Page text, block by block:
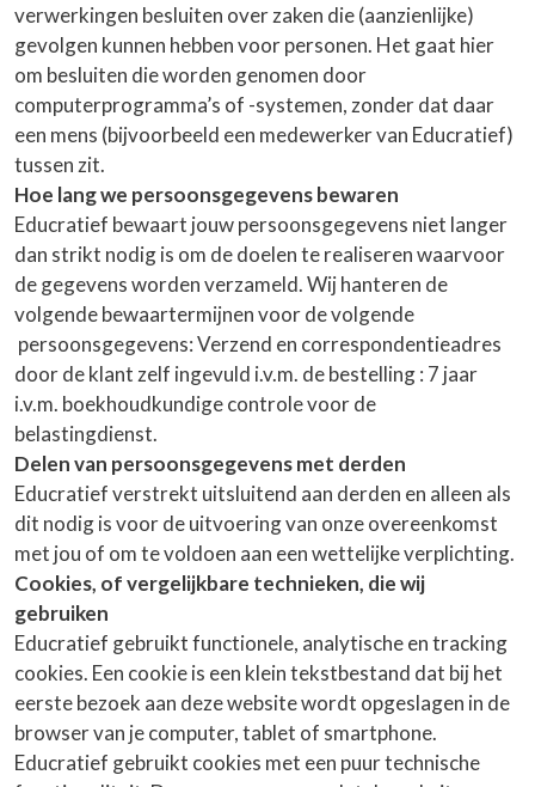
verwerkingen besluiten over zaken die (aanzienlijke)
gevolgen kunnen hebben voor personen. Het gaat hier
om besluiten die worden genomen door
computerprogramma’s of -systemen, zonder dat daar
een mens (bijvoorbeeld een medewerker van Educratief)
tussen zit.
Hoe lang we persoonsgegevens bewaren
Educratief bewaart jouw persoonsgegevens niet langer
dan strikt nodig is om de doelen te realiseren waarvoor
de gegevens worden verzameld. Wij hanteren de
volgende bewaartermijnen voor de volgende
persoonsgegevens: Verzend en correspondentieadres
door de klant zelf ingevuld i.v.m. de bestelling : 7 jaar
i.v.m. boekhoudkundige controle voor de
belastingdienst.
Delen van persoonsgegevens met derden
Educratief verstrekt uitsluitend aan derden en alleen als
dit nodig is voor de uitvoering van onze overeenkomst
met jou of om te voldoen aan een wettelijke verplichting.
Cookies, of vergelijkbare technieken, die wij
gebruiken
Educratief gebruikt functionele, analytische en tracking
cookies. Een cookie is een klein tekstbestand dat bij het
eerste bezoek aan deze website wordt opgeslagen in de
browser van je computer, tablet of smartphone.
Educratief gebruikt cookies met een puur technische